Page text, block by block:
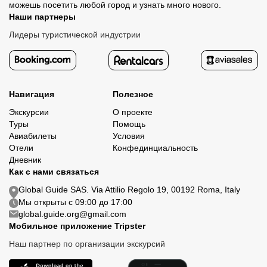
можешь посетить любой город и узнать много нового.
Наши партнеры
Лидеры туристической индустрии
Навигация
Экскурсии
Туры
Авиабилеты
Отели
Дневник
Полезное
О проекте
Помощь
Условия
Конфединциальность
Как с нами связаться
Global Guide SAS. Via Attilio Regolo 19, 00192 Roma, Italy
Мы открыты с 09:00 до 17:00
global.guide.org@gmail.com
Мобильное приложение Tripster
Наш партнер по организации экскурсий